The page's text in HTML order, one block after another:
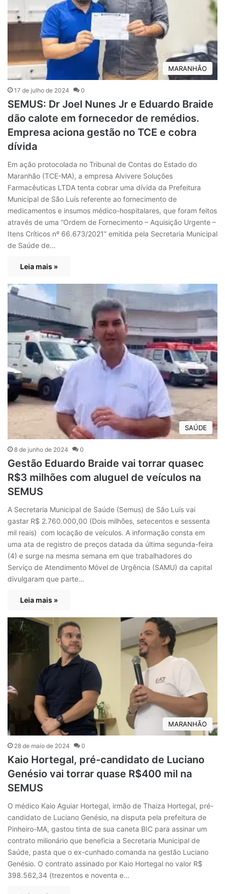
MARANHÃO
17 de julho de 2024 0
SEMUS: Dr Joel Nunes Jr e Eduardo Braide
dão calote em fornecedor de remédios.
Empresa aciona gestão no TCE e cobra
dívida
Em ação protocolada no Tribunal de Contas do Estado do
Maranhão (TCE-MA), a empresa Alvivere Soluções
Farmacêuticas LTDA tenta cobrar uma dívida da Prefeitura
Municipal de São Luís referente ao fornecimento de
medicamentos e insumos médico-hospitalares, que foram feitos
através de uma “Ordem de Fornecimento – Aquisição Urgente –
Itens Críticos nº 66.673/2021” emitida pela Secretaria Municipal
de Saúde de…
Leia mais »
SAÚDE
8 de junho de 2024 0
Gestão Eduardo Braide vai torrar quasec
R$3 milhões com aluguel de veículos na
SEMUS
A Secretaria Municipal de Saúde (Semus) de São Luís vai
gastar R$ 2.760.000,00 (Dois milhões, setecentos e sessenta
mil reais) com locação de veículos. A informação consta em
uma ata de registro de preços datada da última segunda-feira
(4) e surge na mesma semana em que trabalhadores do
Serviço de Atendimento Móvel de Urgência (SAMU) da capital
divulgaram que parte…
Leia mais »
MARANHÃO
28 de maio de 2024 0
Kaio Hortegal, pré-candidato de Luciano
Genésio vai torrar quase R$400 mil na
SEMUS
O médico Kaio Aguiar Hortegal, irmão de Thaiza Hortegal, pré-
candidato de Luciano Genésio, na disputa pela prefeitura de
Pinheiro-MA, gastou tinta de sua caneta BIC para assinar um
contrato milionário que beneficia a Secretaria Municipal de
Saúde, pasta que o ex-cunhado comanda na gestão Luciano
Genésio. O contrato assinado por Kaio Hortegal no valor R$
398.562,34 (trezentos e noventa e…